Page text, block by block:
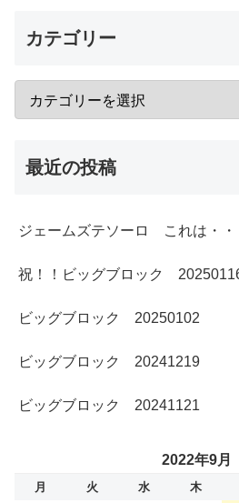
カテゴリー
最近の投稿
ジェームズテソーロ これは・・
祝！！ビッグブロック
ビッグブロック 20250102
ビッグブロック 20241219
ビッグブロック 20241121
2022年9月
月 火 水 木